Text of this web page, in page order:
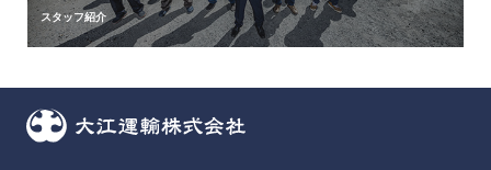
スタッフ紹介